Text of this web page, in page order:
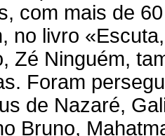
com mais de
no livro
Zé Ninguém,
Foram
de Nazaré,
Bruno,